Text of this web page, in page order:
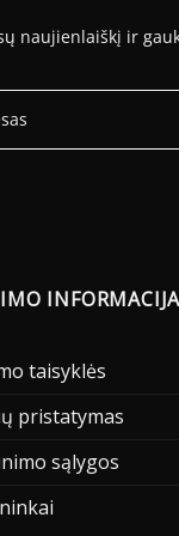
naujienlaiškį ir
INFORMACIJA
taisyklės
pristatymas
sąlygos